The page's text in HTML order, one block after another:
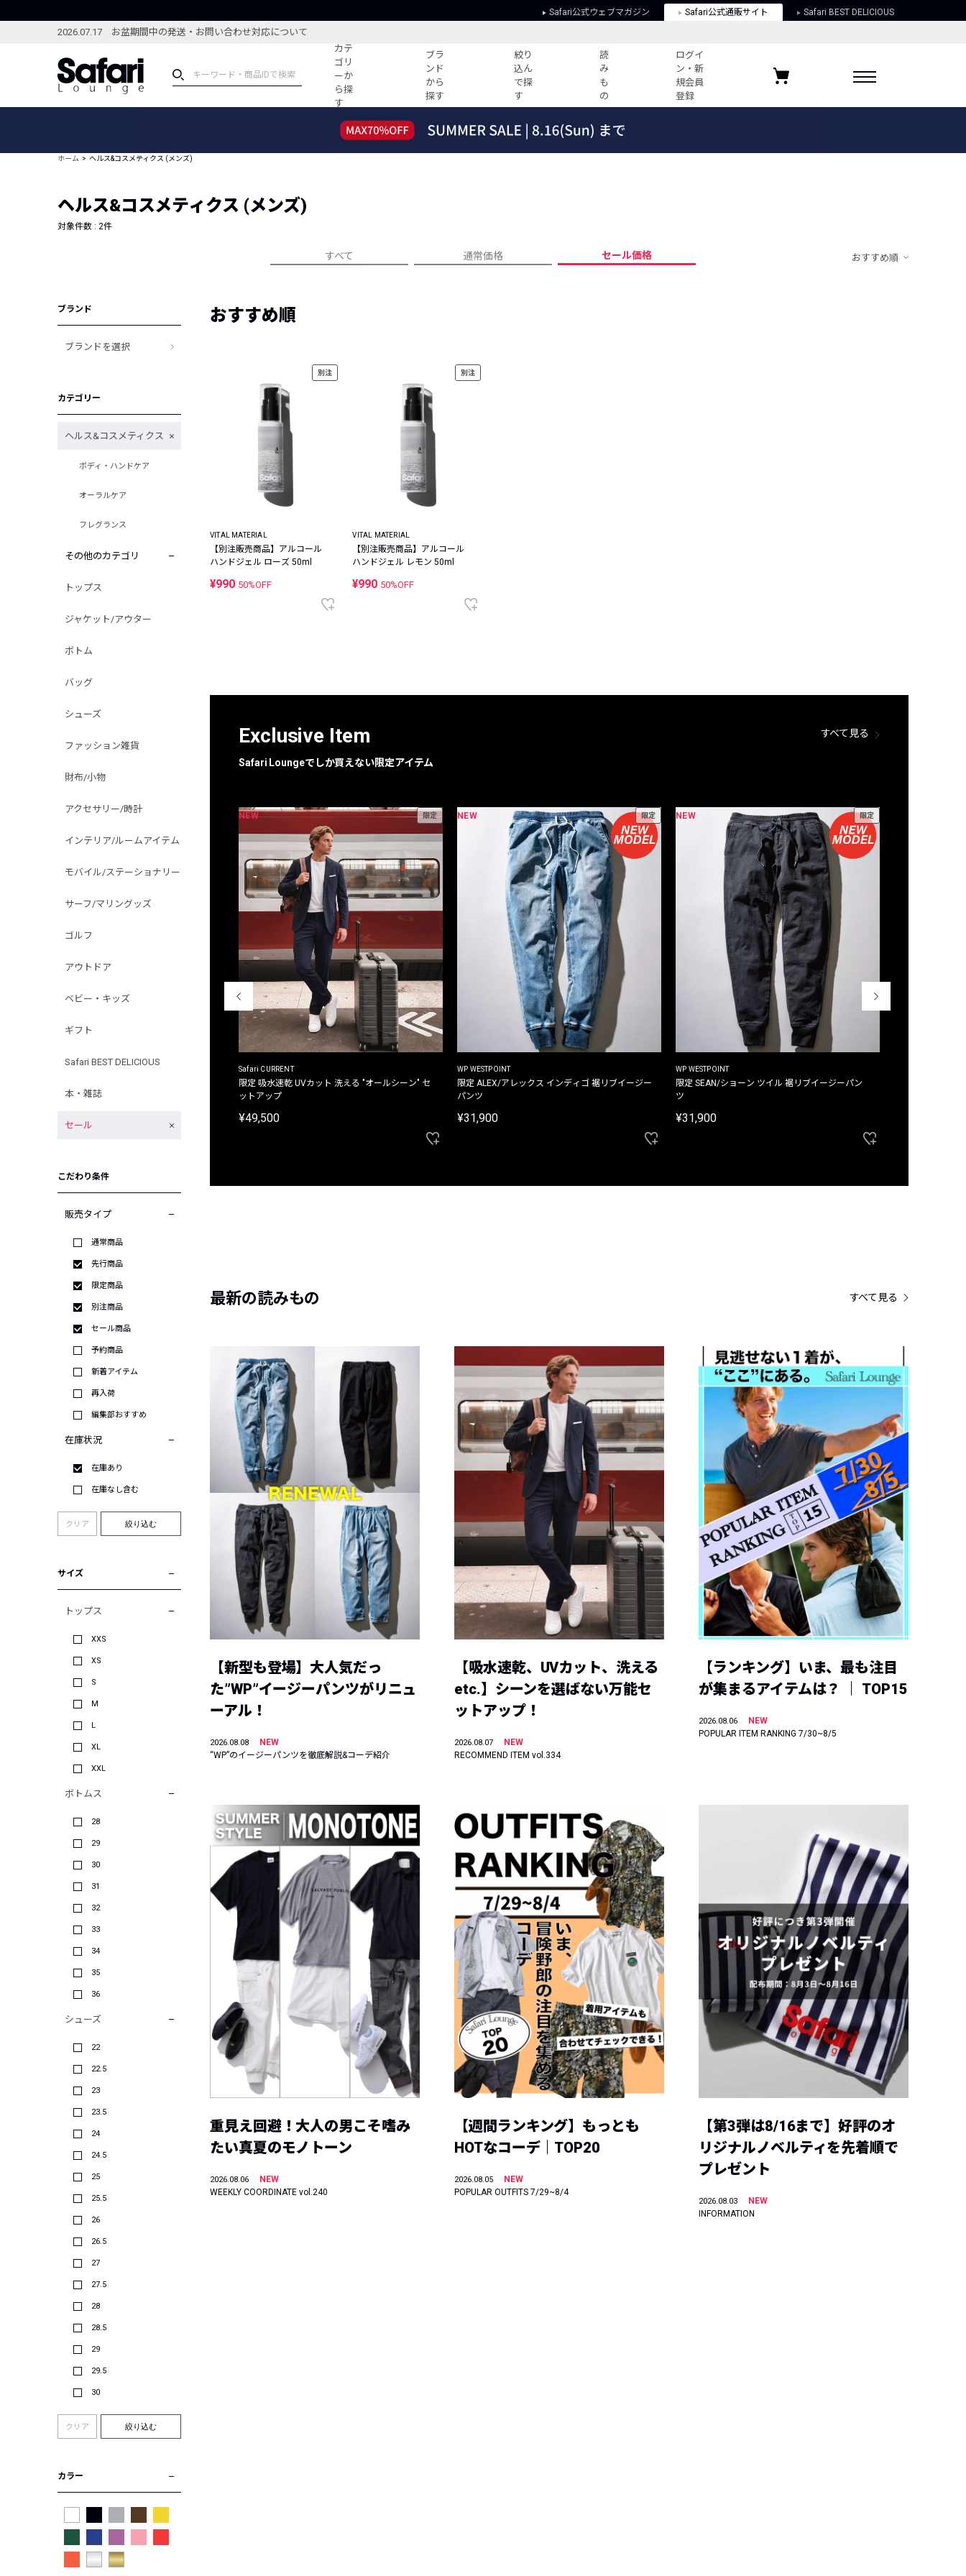
Safari公式ウェブマガジン Safari公式通販サイト Safari BEST DELICIOUS
2026.07.17 お盆期間中の発送・お問い合わせ対応について
カテ
ゴリ
ーか
ら探
す
ブラ
ンド
から
探す
絞り
込ん
で探
す
読
み
も
の
ログイ
ン・新
規会員
登録
ブランドから探す
新着アイテム
編集部のおすすめアイテム
コーディネート
すべての記事
人気記事ランキング
フォーカスブランド
セールおすすめアイテム
人気アイテム TOP 15
プライバシーポリシー
お気に入りブランド
ホーム ヘルス&コスメティクス (メンズ)
ヘルス&コスメティクス (メンズ)
対象件数 : 2件
すべて 通常価格 セール価格 おすすめ順
ブランド
ブランドを選択
カテゴリー
ヘルス&コスメティクス
ボディ・ハンドケア
オーラルケア
フレグランス
その他のカテゴリ
トップス
ジャケット/アウター
ボトム
バッグ
シューズ
ファッション雑貨
財布/小物
アクセサリー/時計
インテリア/ルームアイテム
モバイル/ステーショナリー
サーフ/マリングッズ
ゴルフ
アウトドア
ベビー・キッズ
ギフト
Safari BEST DELICIOUS
本・雑誌
セール
こだわり条件
販売タイプ
通常商品
先行商品
限定商品
別注商品
セール商品
予約商品
新着アイテム
再入荷
編集部おすすめ
在庫状況
在庫あり
在庫なし含む
クリア 絞り込む
サイズ
トップス
XXS
XS
S
M
L
XL
XXL
ボトムス
28
29
30
31
32
33
34
35
36
シューズ
22
22.5
23
23.5
24
24.5
25
25.5
26
26.5
27
27.5
28
28.5
29
29.5
30
クリア 絞り込む
カラー
おすすめ順
別注
VITAL MATERIAL
【別注販売商品】アルコール
ハンドジェル ローズ 50ml
¥990 50%OFF
別注
VITAL MATERIAL
【別注販売商品】アルコール
ハンドジェル レモン 50ml
¥990 50%OFF
Exclusive Item
Safari Loungeでしか買えない限定アイテム
すべて見る
NEW 限定
Safari CURRENT
限定 吸水速乾 UVカット 洗える "オールシーン" セ
ットアップ
¥49,500
NEW 限定
WP WESTPOINT
限定 ALEX/アレックス インディゴ 裾リブイージー
パンツ
¥31,900
NEW 限定
WP WESTPOINT
限定 SEAN/ショーン ツイル 裾リブイージーパン
ツ
¥31,900
最新の読みもの すべて見る
【新型も登場】大人気だっ
た”WP”イージーパンツがリニュ
ーアル！
2026.08.08
NEW
“WP”のイージーパンツを徹底解説&コーデ紹介
【吸水速乾、UVカット、洗える
etc.】シーンを選ばない万能セ
ットアップ！
2026.08.07
NEW
RECOMMEND ITEM vol.334
【ランキング】いま、最も注目
が集まるアイテムは？ ｜ TOP15
2026.08.06
NEW
POPULAR ITEM RANKING 7/30~8/5
重見え回避！大人の男こそ嗜み
たい真夏のモノトーン
2026.08.06
NEW
WEEKLY COORDINATE vol.240
【週間ランキング】もっとも
HOTなコーデ｜TOP20
2026.08.05
NEW
POPULAR OUTFITS 7/29~8/4
【第3弾は8/16まで】好評のオ
リジナルノベルティを先着順で
プレゼント
2026.08.03
NEW
INFORMATION